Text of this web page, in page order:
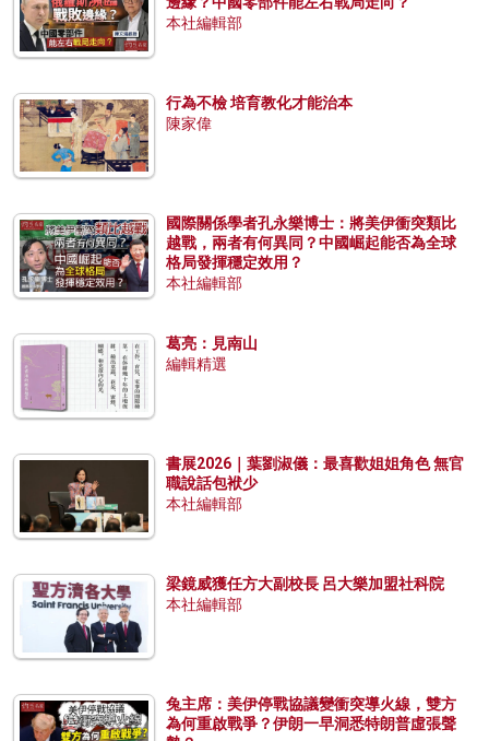
本社編輯部
行為不檢 培育教化才能治本
陳家偉
國際關係學者孔永樂博士：將美伊衝突類比
越戰，兩者有何異同？中國崛起能否為全球
格局發揮穩定效用？
本社編輯部
葛亮：見南山
編輯精選
書展2026｜葉劉淑儀：最喜歡姐姐角色 無官
職說話包袱少
本社編輯部
梁鏡威獲任方大副校長 呂大樂加盟社科院
本社編輯部
兔主席：美伊停戰協議變衝突導火線，雙方
為何重啟戰爭？伊朗一早洞悉特朗普虛張聲